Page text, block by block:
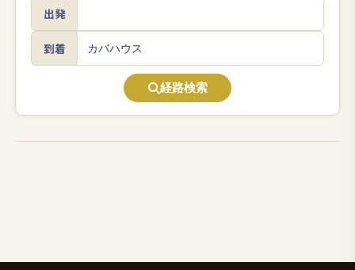
出発
到着
経路検索